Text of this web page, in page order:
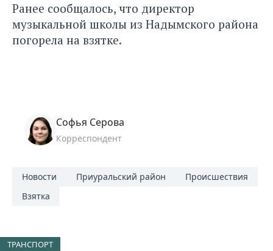
Ранее сообщалось, что директор
музыкальной школы из Надымского района
погорела на взятке.
Софья Серова
Корреспондент
Новости Приуральский район
Происшествия
Взятка
ТРАНСПОРТ